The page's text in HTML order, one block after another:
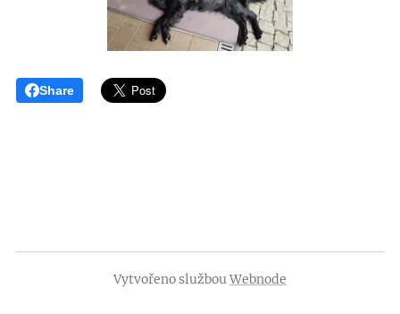
Share
Vytvořeno službouWebnode